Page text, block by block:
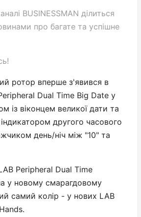
BUSINESSMAN ділиться
про багате та успішне
ротор вперше з'явився в
Dual Time Big Date у
із віконцем великої дати та
другого часового
день/ніч між "10" та
Peripheral Dual Time
у новому смарагдовому
самий колір - у нових LAB